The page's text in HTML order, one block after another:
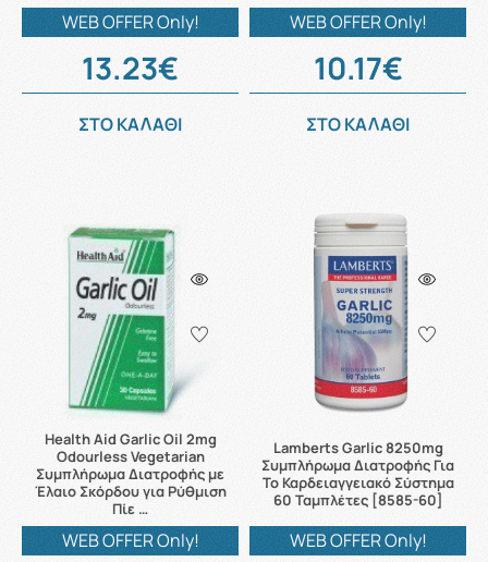
WEB OFFER Only!
13.23€
ΣΤΟ ΚΑΛΑΘΙ
WEB OFFER Only!
10.17€
ΣΤΟ ΚΑΛΑΘΙ
Health Aid Garlic Oil 2mg
Odourless Vegetarian
Συμπλήρωμα Διατροφής με
Έλαιο Σκόρδου για Ρύθμιση
Πίε …
WEB OFFER Only!
Lamberts Garlic 8250mg
Συμπλήρωμα Διατροφής Για
Το Καρδειαγγειακό Σύστημα
60 Ταμπλέτες [8585-60]
WEB OFFER Only!